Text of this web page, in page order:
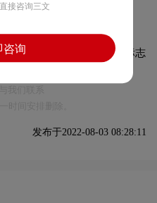
—京字体图片:
转载时请注明出处为诗宸标志
发布于2022-08-03 08:28:11
接咨询三文
咨询